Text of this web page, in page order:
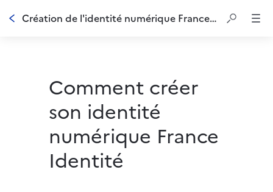
Création de l'identité numérique France Identité - Tuto vidéo
Comment créer
son identité
numérique France
Identité